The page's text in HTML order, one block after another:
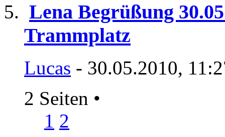
Lena Begrüßung
Trammplatz
Lucas - 30.05.2010,
2 Seiten •
1 2